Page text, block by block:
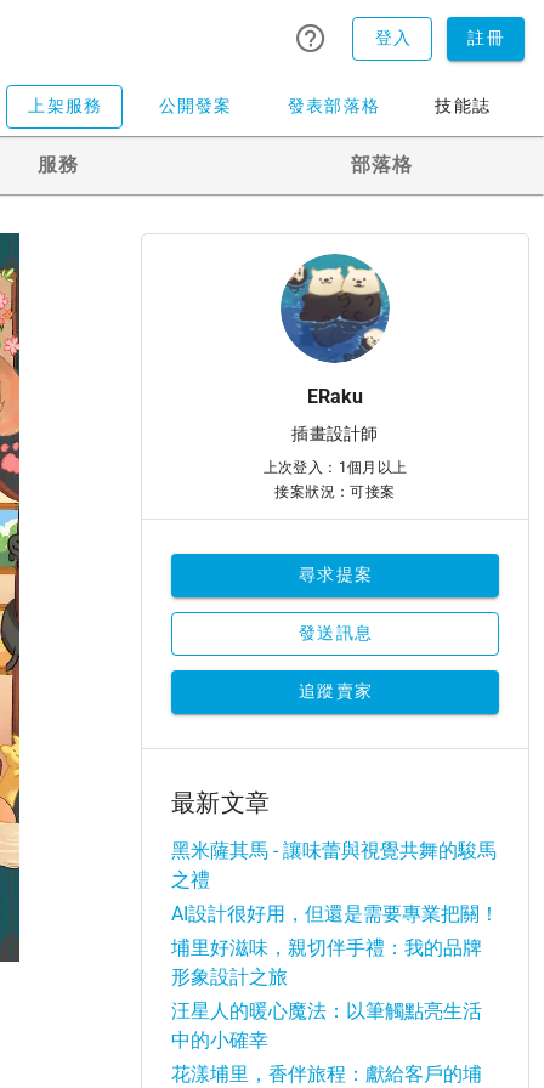
登入 註冊
上架服務 公開發案 發表部落格 技能誌
服務 部落格
ERaku
插畫設計師
上次登入：1個月以上
接案狀況：可接案
尋求提案
發送訊息
追蹤賣家
最新文章
黑米薩其馬 - 讓味蕾與視覺共舞的駿馬
之禮
AI設計很好用，但還是需要專業把關！
埔里好滋味，親切伴手禮：我的品牌
形象設計之旅
汪星人的暖心魔法：以筆觸點亮生活
中的小確幸
花漾埔里，香伴旅程：獻給客戶的埔